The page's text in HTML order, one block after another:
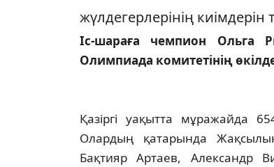
жүлдегерлерінің киімдерін
Іс-шараға чемпион Ольга
Олимпиада комитетінің
Қазіргі уақытта мұражайда
Олардың қатарында
Бақтияр Артаев, Александр